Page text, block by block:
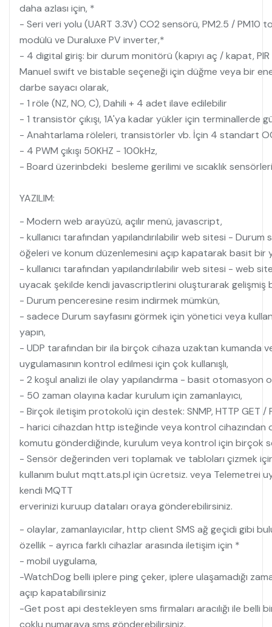
daha azlası için, *
- Seri veri yolu (UART 3.3V) CO2 sensörü, PM2.5 / PM10
modülü ve Duraluxe PV inverter,*
- 4 digital giriş: bir durum monitörü (kapıyı aç / kapat,
Manuel swift ve bistable seçeneği için düğme veya bir
darbe sayacı olarak,
- 1 röle (NZ, NO, C), Dahili + 4 adet ilave edilebilir
- 1 transistör çıkışı, 1A'ya kadar yükler için terminallerde
- Anahtarlama röleleri, transistörler vb. İçin 4 standart OC
- 4 PWM çıkışı 50KHZ - 100kHz,
- Board üzerinbdeki besleme gerilimi ve sıcaklık
YAZILIM:
- Modern web arayüzü, açılır menü, javascript,
- kullanıcı tarafından yapılandırılabilir web sitesi - Durum
öğeleri ve konum düzenlemesini açıp kapatarak basit bir
- kullanıcı tarafından yapılandırılabilir web sitesi - web
uyacak şekilde kendi javascriptlerini oluşturarak gelişmiş
- Durum penceresine resim indirmek mümkün,
- sadece Durum sayfasını görmek için yönetici veya
yapın,
- UDP tarafından bir ila birçok cihaza uzaktan kumanda
uygulamasının kontrol edilmesi için çok kullanışlı,
- 2 koşul analizi ile olay yapılandırma - basit otomasyon
- 50 zaman olayına kadar kurulum için zamanlayıcı,
- Birçok iletişim protokolü için destek: SNMP, HTTP GET /
- harici cihazdan http isteğinde veya kontrol cihazından
komutu gönderdiğinde, kurulum veya kontrol için birçok
- Sensör değerinden veri toplamak ve tabloları çizmek
kullanım bulut mqtt.ats.pl için ücretsiz. veya Telemetrei
kendi MQTT
erverinizi kuruup dataları oraya gönderebilirsiniz.
- olaylar, zamanlayıcılar, http client SMS ağ geçidi gibi
özellik - ayrıca farklı cihazlar arasında iletişim için *
- mobil uygulama,
-WatchDog belli iplere ping çeker, iplere ulaşamadığı
açıp kapatabilirsiniz
-Get post api destekleyen sms firmaları aracılığı ile belli
çoklu numaraya sms gönderebilirsiniz.